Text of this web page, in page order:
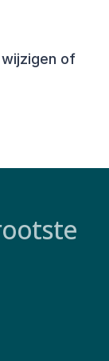
wijzigen of